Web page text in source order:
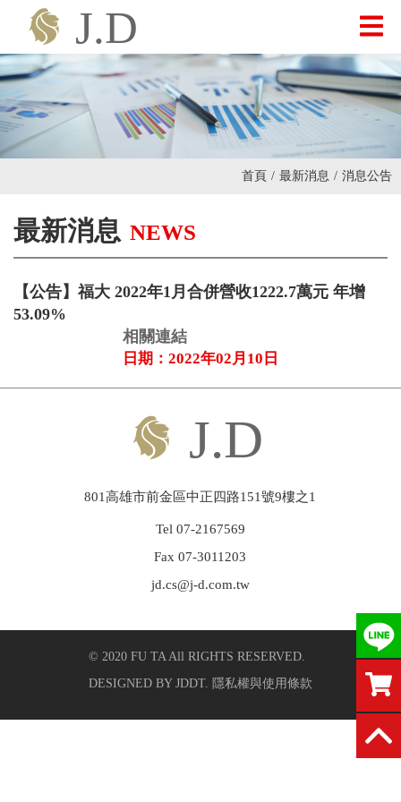
最新消息
聯絡我們
繁中| ENGLISH
首頁 / 最新消息 / 消息公告
最新消息 NEWS
【公告】福大 2022年1月合併營收1222.7萬元 年增
53.09%
相關連結
日期：2022年02月10日
801高雄市前金區中正四路151號9樓之1
Tel 07-2167569
Fax 07-3011203
jd.cs@j-d.com.tw
© 2020 FU TA All RIGHTS RESERVED.
DESIGNED BY JDDT. 隱私權與使用條款